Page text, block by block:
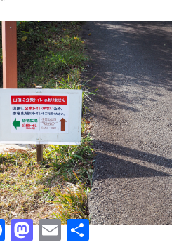
FacebookMastodon
Email共